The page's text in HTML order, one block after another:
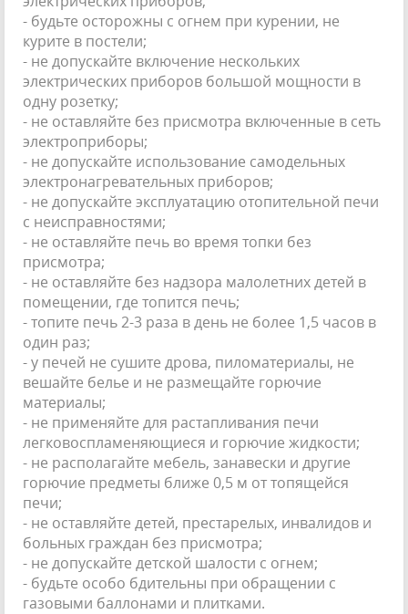
- будьте осторожны с огнем при курении, не
курите в постели;
- не допускайте включение нескольких
электрических приборов большой мощности в
одну розетку;
- не оставляйте без присмотра включенные в сеть
электроприборы;
- не допускайте использование самодельных
электронагревательных приборов;
- не допускайте эксплуатацию отопительной печи
с неисправностями;
- не оставляйте печь во время топки без
присмотра;
- не оставляйте без надзора малолетних детей в
помещении, где топится печь;
- топите печь 2-3 раза в день не более 1,5 часов в
один раз;
- у печей не сушите дрова, пиломатериалы, не
вешайте белье и не размещайте горючие
материалы;
- не применяйте для растапливания печи
легковоспламеняющиеся и горючие жидкости;
- не располагайте мебель, занавески и другие
горючие предметы ближе 0,5 м от топящейся
печи;
- не оставляйте детей, престарелых, инвалидов и
больных граждан без присмотра;
- не допускайте детской шалости с огнем;
- будьте особо бдительны при обращении с
газовыми баллонами и плитками.